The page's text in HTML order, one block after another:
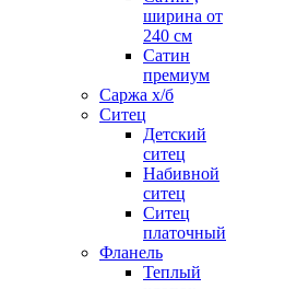
ширина от
240 см
Сатин
премиум
Саржа х/б
Ситец
Детский
ситец
Набивной
ситец
Ситец
платочный
Фланель
Теплый